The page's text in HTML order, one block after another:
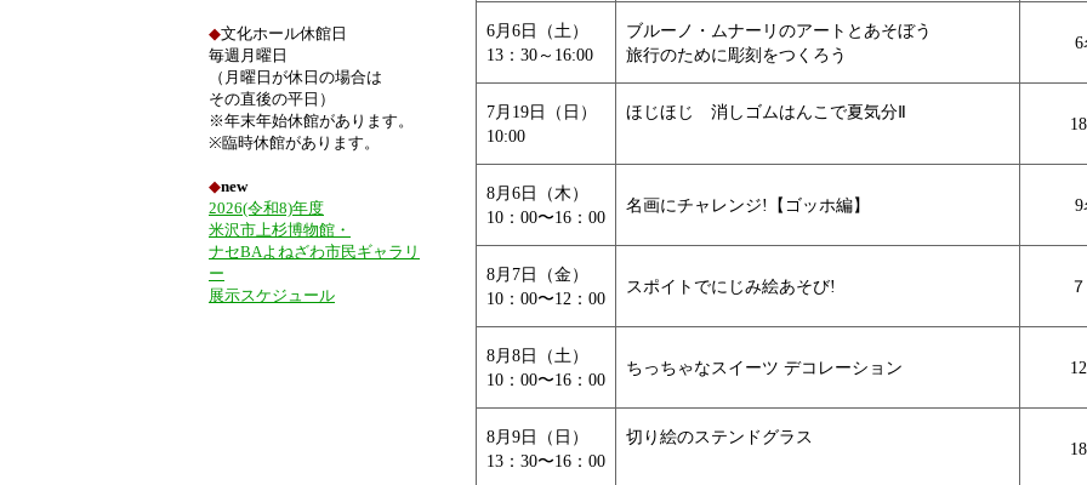
◆文化ホール休館日
毎週月曜日
（月曜日が休日の場合は
その直後の平日）
※年末年始休館があります。
※臨時休館があります。
◆new
2026(令和8)年度
米沢市上杉博物館・
ナセBAよねざわ市民ギャラリ
ー
展示スケジュール
6月6日（土）
13：30～16:00
ブルーノ・ムナーリのアートとあそぼう
旅行のために彫刻をつくろう
6
7月19日（日）
10:00
ほじほじ 消しゴムはんこで夏気分Ⅱ
8月6日（木）
10：00〜16：00
名画にチャレンジ!【ゴッホ編】 9
8月7日（金）
10：00〜12：00
スポイトでにじみ絵あそび!
8月8日（土）
10：00〜16：00
ちっちゃなスイーツ デコレーション
8月9日（日）
13：30〜16：00
切り絵のステンドグラス